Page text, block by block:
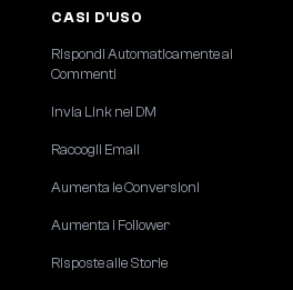
CASI D'USO
Rispondi Automaticamente ai
Commenti
Invia Link nei DM
Raccogli Email
Aumenta le Conversioni
Aumenta i Follower
Risposte alle Storie